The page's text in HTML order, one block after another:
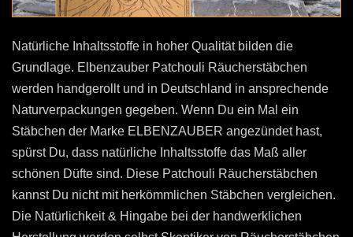
Natürliche Inhaltsstoffe in hoher Qualität bilden die
Grundlage. Elbenzauber Patchouli Räucherstäbchen
werden handgerollt und in Deutschland in ansprechende
Naturverpackungen gegeben. Wenn Du ein Mal ein
Stäbchen der Marke ELBENZAUBER angezündet hast,
spürst Du, dass natürliche Inhaltsstoffe das Maß aller
schönen Düfte sind. Diese Patchouli Räucherstäbchen
kannst Du nicht mit herkömmlichen Stäbchen vergleichen.
Die Natürlichkeit & Hingabe bei der handwerklichen